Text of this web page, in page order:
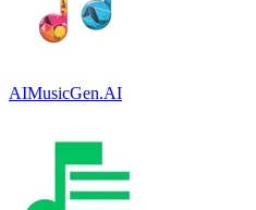
AIMusicGen.AI